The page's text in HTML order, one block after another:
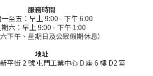
服務時間
至五：早上 9:00 - 下午 6:00
六：早上 9:00 - 下午 1:00
六下午、星期日及公眾假期休息）
地址
平街 2 號 屯門工業中心 D 座 6 樓 D2 室